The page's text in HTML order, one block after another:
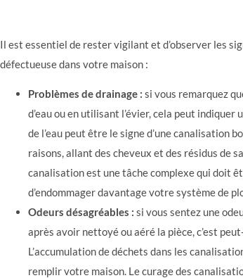
Il est essentiel de rester vigilant et d’observer les
défectueuse dans votre maison :
Problèmes de drainage : si vous remarquez
d’eau ou en utilisant l’évier, cela peut
de l’eau peut être le signe d’une canalisation
raisons, allant des cheveux et des résidus de
canalisation est une tâche complexe qui doit
d’endommager davantage votre système de
Odeurs désagréables : si vous sentez une
après avoir nettoyé ou aéré la pièce, c’est
L’accumulation de déchets dans les
remplir votre maison. Le curage des